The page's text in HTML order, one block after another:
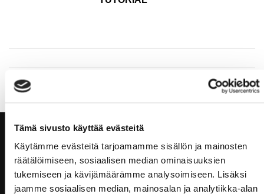
Tämä sivusto käyttää evästeitä
Käytämme evästeitä tarjoamamme sisällön ja mainosten
räätälöimiseen, sosiaalisen median ominaisuuksien
tukemiseen ja kävijämäärämme analysoimiseen. Lisäksi
jaamme sosiaalisen median, mainosalan ja analytiikka-alan